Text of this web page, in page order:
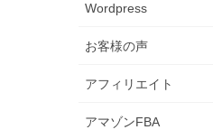
Wordpress
お客様の声
アフィリエイト
アマゾンFBA